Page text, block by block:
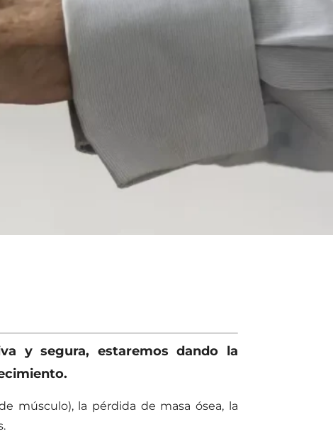
y segura, estaremos dando la
músculo), la pérdida de masa ósea, la